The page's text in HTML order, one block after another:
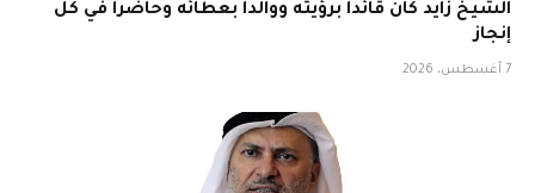
الشيخ زايد كان قائداً برؤيته ووالداً بعطائه وحاضراً في كل
إنجاز
7 أغسطس، 2026